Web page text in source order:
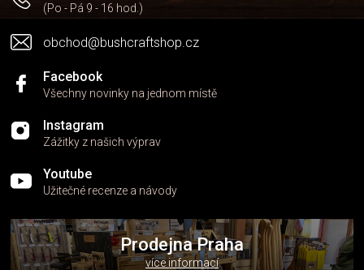
(Po - Pá 9 - 16 hod.)
obchod@bushcraftshop.cz
Facebook
Všechny novinky na jednom místě
Instagram
Zážitky z našich výprav
Youtube
Užitečné recenze a návody
Prodejna Praha
více informací